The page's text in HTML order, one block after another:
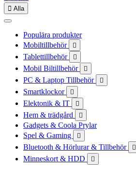
 Alla
Populära produkter
Mobiltillbehör

Tablettillbehör 
Mobil Biltillbehör 
PC & Laptop Tillbehör 
Smartklockor 
Elektonik & IT 
Hem & trädgård 
Gadgets & Coola Prylar
Spel & Gaming

Bluetooth & Hörlurar & Tillbehör 
Minneskort & HDD 